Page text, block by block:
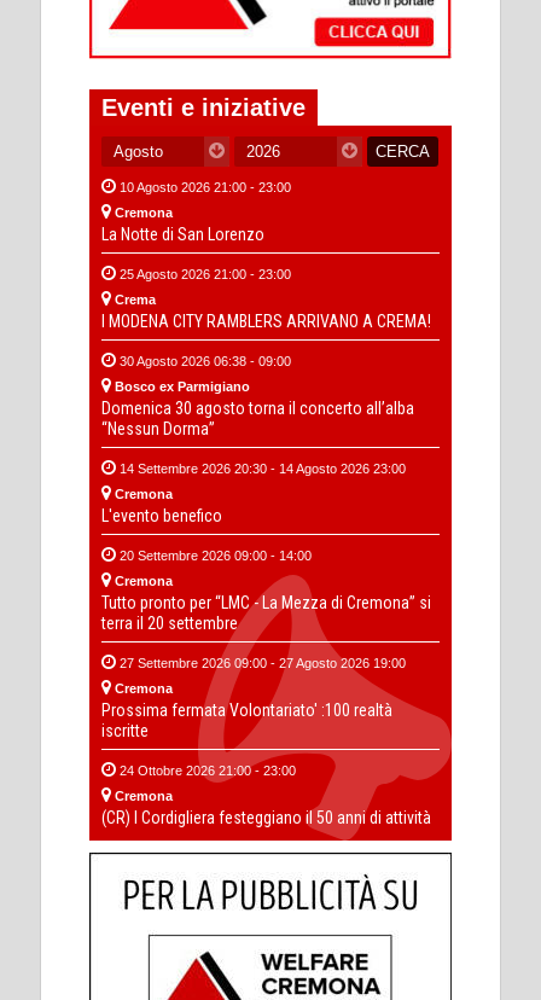
Eventi e iniziative
10 Agosto 2026 21:00 - 23:00
Cremona
La Notte di San Lorenzo
25 Agosto 2026 21:00 - 23:00
Crema
I MODENA CITY RAMBLERS ARRIVANO A CREMA!
30 Agosto 2026 06:38 - 09:00
Bosco ex Parmigiano
Domenica 30 agosto torna il concerto all’alba
“Nessun Dorma”
14 Settembre 2026 20:30 - 14 Agosto 2026 23:00
Cremona
L'evento benefico
20 Settembre 2026 09:00 - 14:00
Cremona
Tutto pronto per “LMC - La Mezza di Cremona” si
terra il 20 settembre
27 Settembre 2026 09:00 - 27 Agosto 2026 19:00
Cremona
Prossima fermata Volontariato' :100 realtà
iscritte
24 Ottobre 2026 21:00 - 23:00
Cremona
(CR) I Cordigliera festeggiano il 50 anni di attività